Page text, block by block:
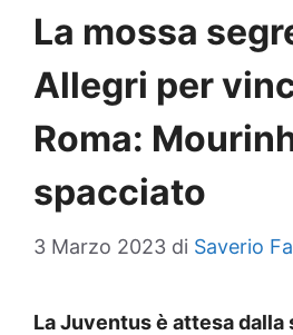
La mossa
Allegri per
Roma:
spacciato
3 Marzo 2023 di Saverio
La Juventus è attesa dalla